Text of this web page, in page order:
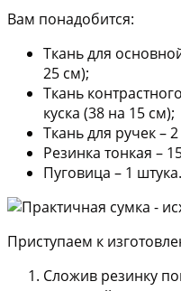
Вам понадобится:
Ткань для
25 см);
Ткань
куска (38 на 15 см);
Ткань для ручек –
Резинка тонкая –
Пуговица – 1 штука.
Приступаем к
Сложив резинку